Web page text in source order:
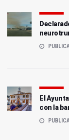
El
con la